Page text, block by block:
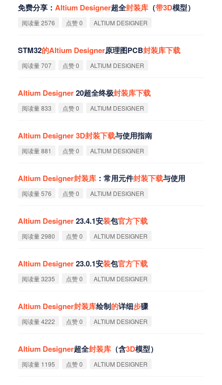
免费分享： Altium Designer超全封装库 （带3D模型）
阅读量 2576 点赞 0 ALTIUM DESIGNER
STM32的Altium Designer原理图PCB封装库下载
阅读量 707 点赞 0 ALTIUM DESIGNER
Altium Designer20超全终极封装库下载
阅读量 833 点赞 0 ALTIUM DESIGNER
Altium Designer3D封装下载与使用指南
阅读量 881 点赞 0 ALTIUM DESIGNER
Altium Designer封装库 ：常用元件封装下载与使用
阅读量 576 点赞 0 ALTIUM DESIGNER
Altium Designer23.4.1安装包官方下载
阅读量 2980 点赞 0 ALTIUM DESIGNER
Altium Designer23.0.1安装包官方下载
阅读量 3235 点赞 0 ALTIUM DESIGNER
Altium Designer封装库绘制的详细步骤
阅读量 4222 点赞 0 ALTIUM DESIGNER
Altium Designer超全封装库 （含3D模型）
阅读量 1195 点赞 0 ALTIUM DESIGNER